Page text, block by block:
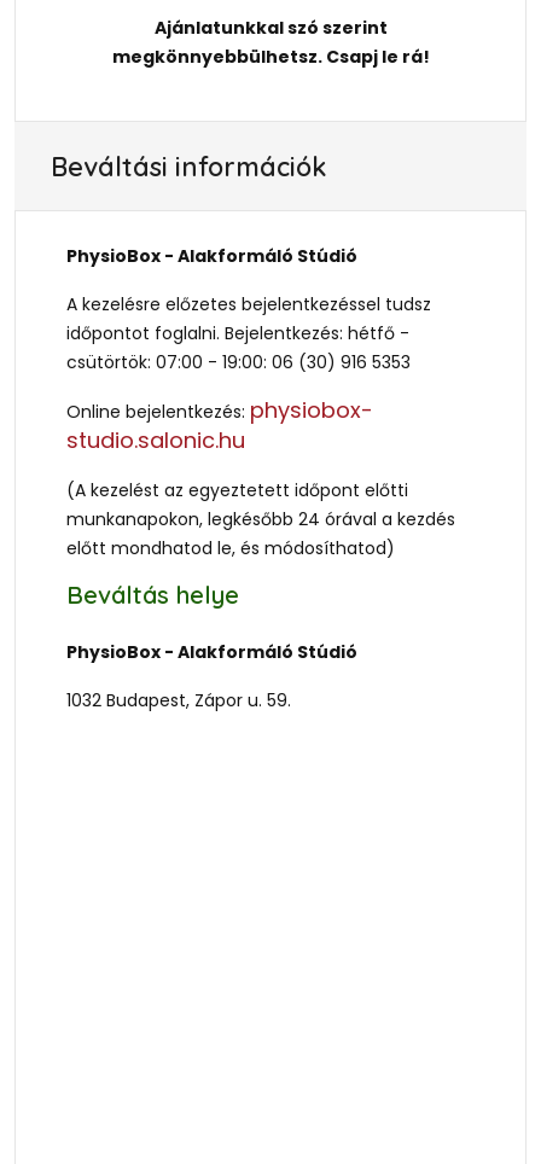
Ajánlatunkkal szó szerint
megkönnyebbülhetsz. Csapj le rá!
Beváltási információk
PhysioBox - Alakformáló Stúdió
A kezelésre előzetes bejelentkezéssel tudsz
időpontot foglalni. Bejelentkezés: hétfő -
csütörtök: 07:00 - 19:00: 06 (30) 916 5353
Online bejelentkezés: physiobox-
studio.salonic.hu
(A kezelést az egyeztetett időpont előtti
munkanapokon, legkésőbb 24 órával a kezdés
előtt mondhatod le, és módosíthatod)
Beváltás helye
PhysioBox - Alakformáló Stúdió
1032 Budapest, Zápor u. 59.